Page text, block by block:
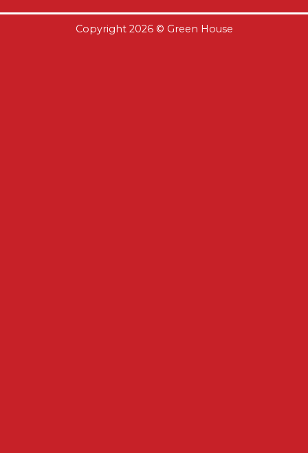
Copyright 2026 © Green House